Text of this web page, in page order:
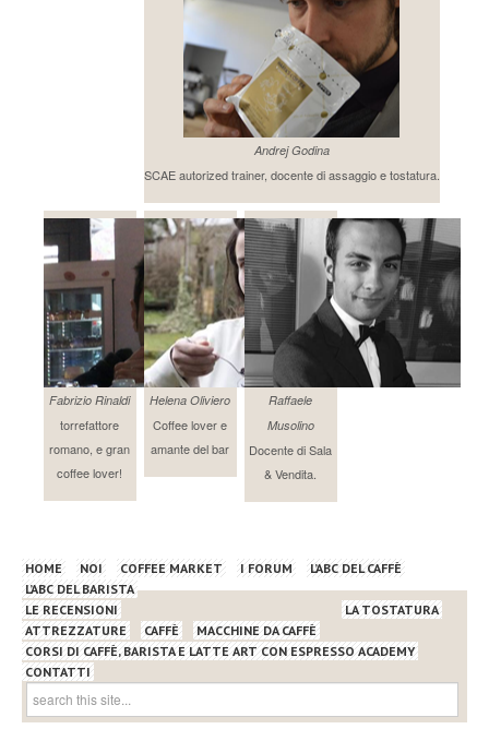
Andrej Godina
SCAE autorized trainer, docente di assaggio e tostatura.
Fabrizio Rinaldi
torrefattore
romano, e gran
coffee lover!
Helena Oliviero
Coffee lover e
amante del bar
Raffaele
Musolino
Docente di Sala
& Vendita.
HOME NOI COFFEE MARKET I FORUM
L’ABC DEL CAFFÈ
L’ABC DEL BARISTA
LE RECENSIONI
ATTREZZATURE
CAFFÈ MACCHINE DA CAFFÈ
LA TOSTATURA
CORSI DI CAFFÈ, BARISTA E LATTE ART CON ESPRESSO ACADEMY
CONTATTI